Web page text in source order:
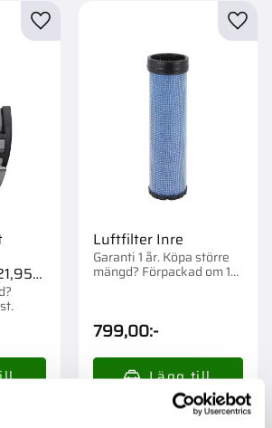
Lägg till i favoriter
Luftfilter Inre
Garanti 1 år. Köpa större
mängd? Förpackad om 1
799,00:-